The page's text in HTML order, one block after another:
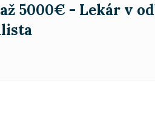
5000€ - Lekár v